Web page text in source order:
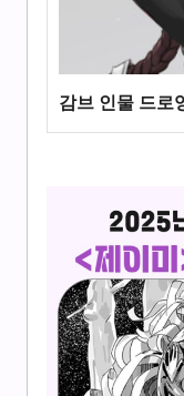
감브 인물 드로